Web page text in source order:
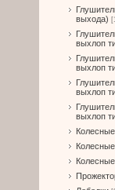
выхода)
выхлоп
выхлоп
выхлоп
выхлоп